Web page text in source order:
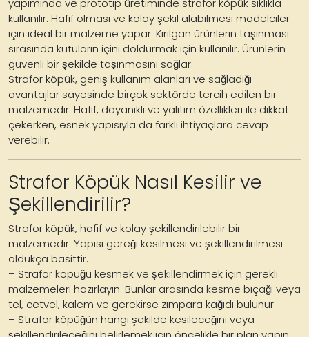
yapımında ve prototip üretiminde strafor köpük sıklıkla
kullanılır. Hafif olması ve kolay şekil alabilmesi modelciler
için ideal bir malzeme yapar. Kırılgan ürünlerin taşınması
sırasında kutuların içini doldurmak için kullanılır. Ürünlerin
güvenli bir şekilde taşınmasını sağlar.
Strafor köpük, geniş kullanım alanları ve sağladığı
avantajlar sayesinde birçok sektörde tercih edilen bir
malzemedir. Hafif, dayanıklı ve yalıtım özellikleri ile dikkat
çekerken, esnek yapısıyla da farklı ihtiyaçlara cevap
verebilir.
Strafor Köpük Nasıl Kesilir ve
Şekillendirilir?
Strafor köpük, hafif ve kolay şekillendirilebilir bir
malzemedir. Yapısı gereği kesilmesi ve şekillendirilmesi
oldukça basittir.
– Strafor köpüğü kesmek ve şekillendirmek için gerekli
malzemeleri hazırlayın. Bunlar arasında kesme bıçağı veya
tel, cetvel, kalem ve gerekirse zımpara kağıdı bulunur.
– Strafor köpüğün hangi şekilde kesileceğini veya